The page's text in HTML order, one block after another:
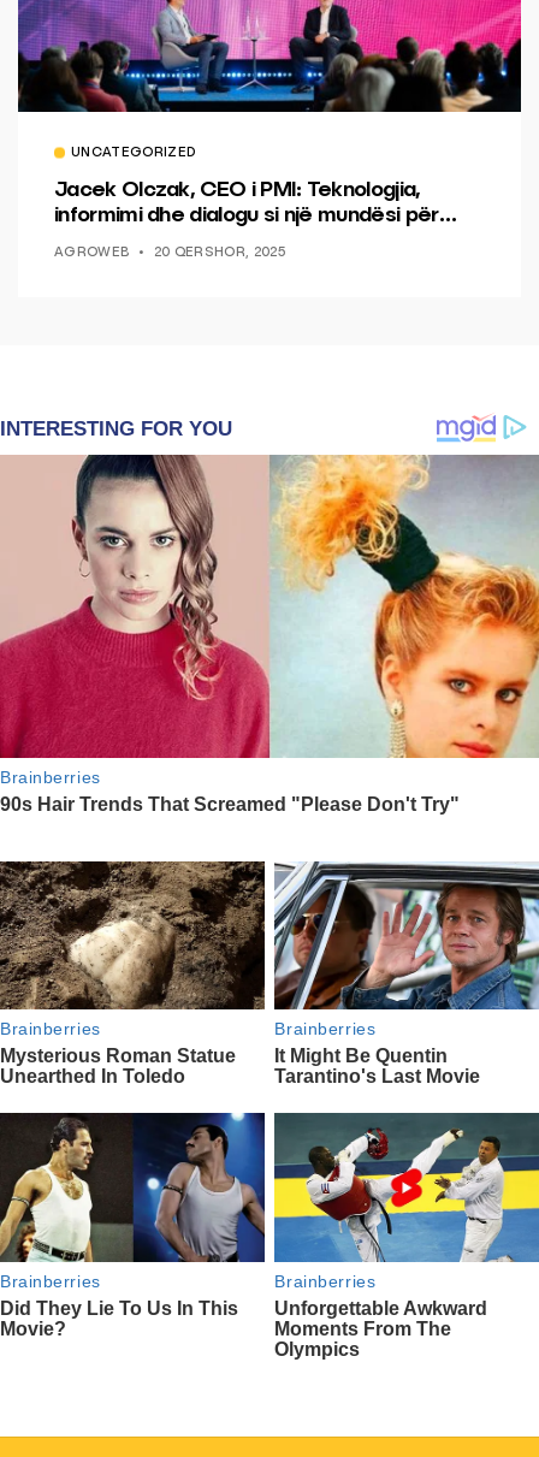
UNCATEGORIZED
Jacek Olczak, CEO i PMI: Teknologjia,
informimi dhe dialogu si një mundësi për
AGROWEB 20 QERSHOR, 2025